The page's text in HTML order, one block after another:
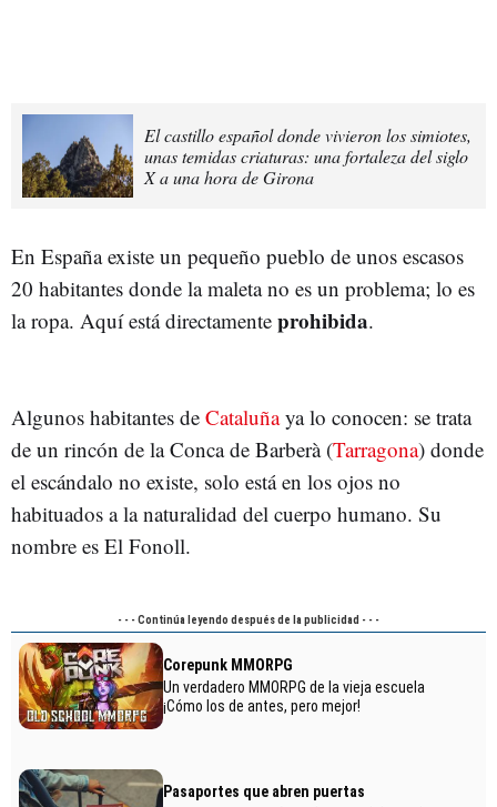
El castillo español donde vivieron los simiotes,
unas temidas criaturas: una fortaleza del siglo
X a una hora de Girona
En España existe un pequeño pueblo de unos escasos
20 habitantes donde la maleta no es un problema; lo es
la ropa. Aquí está directamente prohibida.
Algunos habitantes de Cataluñaya lo conocen: se trata
de un rincón de la Conca de Barberà (Tarragona) donde
el escándalo no existe, solo está en los ojos no
habituados a la naturalidad del cuerpo humano. Su
nombre es El Fonoll.